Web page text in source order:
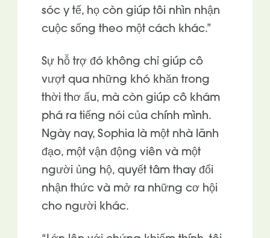
sóc y tế, họ còn giúp tôi nhìn nhận
cuộc sống theo một cách khác.”
Sự hỗ trợ đó không chỉ giúp cô
vượt qua những khó khăn trong
thời thơ ấu, mà còn giúp cô khám
phá ra tiếng nói của chính mình.
Ngày nay, Sophia là một nhà lãnh
đạo, một vận động viên và một
người ủng hộ, quyết tâm thay đổi
nhận thức và mở ra những cơ hội
cho người khác.